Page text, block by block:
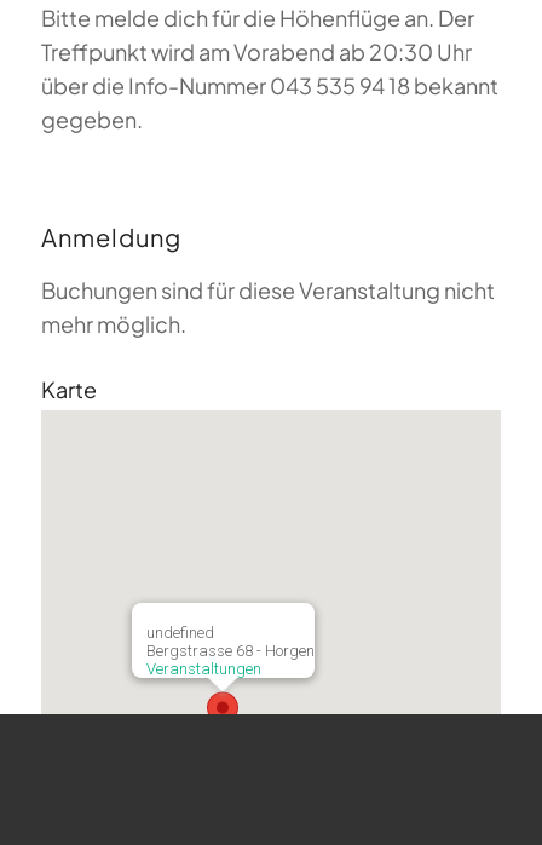
Bitte melde dich für die Höhenflüge an. Der
Treffpunkt wird am Vorabend ab 20:30 Uhr
über die Info-Nummer 043 535 94 18 bekannt
gegeben.
Anmeldung
Buchungen sind für diese Veranstaltung nicht
mehr möglich.
Karte
undefined
Bergstrasse 68 - Horgen
Veranstaltungen